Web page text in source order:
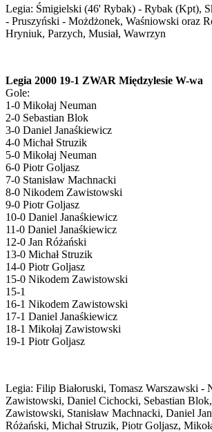
Legia: Śmigielski (46' Rybak) - Rybak (Kpt),
- Pruszyński - Możdżonek, Waśniowski oraz
Hryniuk, Parzych, Musiał, Wawrzyn
Legia 2000 19-1 ZWAR Międzylesie W-wa
Gole:
1-0 Mikołaj Neuman
2-0 Sebastian Blok
3-0 Daniel Janaśkiewicz
4-0 Michał Struzik
5-0 Mikołaj Neuman
6-0 Piotr Goljasz
7-0 Stanisław Machnacki
8-0 Nikodem Zawistowski
9-0 Piotr Goljasz
10-0 Daniel Janaśkiewicz
11-0 Daniel Janaśkiewicz
12-0 Jan Różański
13-0 Michał Struzik
14-0 Piotr Goljasz
15-0 Nikodem Zawistowski
15-1
16-1 Nikodem Zawistowski
17-1 Daniel Janaśkiewicz
18-1 Mikołaj Zawistowski
19-1 Piotr Goljasz
Legia: Filip Białoruski, Tomasz Warszawski -
Zawistowski, Daniel Cichocki, Sebastian
Zawistowski, Stanisław Machnacki, Daniel
Różański, Michał Struzik, Piotr Goljasz,